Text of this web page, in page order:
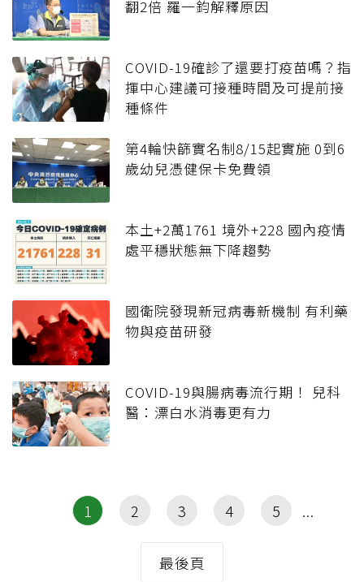
翻2倍 羅一鈞解釋原因
COVID-19確診了還要打疫苗嗎？指
揮中心建議可接種時間及可提前接
種條件
第4輪快篩實名制8/15起實施 0到6
歲幼兒憑健保卡免費領
本土+2萬1761 境外+228 國內疫情
處平穩狀態無下降趨勢
國衛院發現新冠病毒新機制 有利藥
物與疫苗研發
COVID-19與腸病毒流行期！ 兒科
醫：漂白水消毒更有力
1 2 3 4 5
最後頁